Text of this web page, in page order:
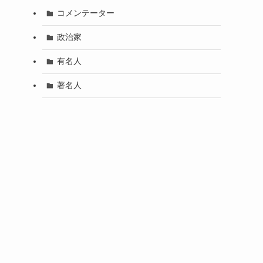
コメンテーター
政治家
有名人
著名人